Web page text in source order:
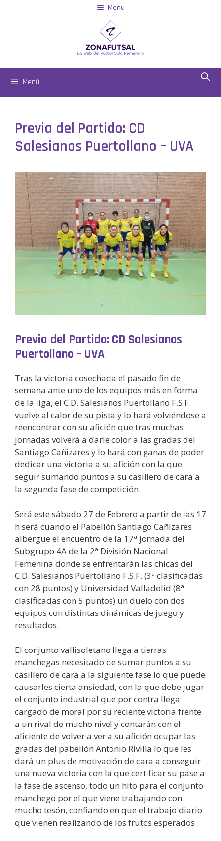
Menu
Menú
Previa del Partido: CD
Salesianos Puertollano – UVA
Previa del Partido: CD Salesianos
Puertollano – UVA
Tras la victoria cosechada el pasado fin de
semana ante uno de los equipos más en forma
de la liga, el C.D. Salesianos Puertollano F.S.F.
vuelve al calor de su pista y lo hará volviéndose a
reencontrar con su afición que tras muchas
jornadas volverá a darle color a las gradas del
Santiago Cañizares y lo hará con ganas de poder
dedicar una victoria a su afición con la que
seguir sumando puntos a su casillero de cara a
la segunda fase de competición.
Será este sábado 27 de Febrero a partir de las 17
h será cuando el Pabellón Santiago Cañizares
albergue el encuentro de la 17ª jornada del
Subgrupo 4A de la 2ª División Nacional
Femenina donde se enfrentarán las chicas del
C.D. Salesianos Puertollano F.S.F. (3ª clasificadas
con 28 puntos) y Universidad Valladolid (8ª
clasificadas con 5 puntos) un duelo con dos
equipos con distintas dinámicas de juego y
resultados.
El conjunto vallisoletano llega a tierras
manchegas necesitado de sumar puntos a su
casillero de cara a la siguiente fase lo que puede
causarles cierta ansiedad, con la que debe jugar
el conjunto industrial que por contra llega
cargado de moral por su reciente victoria frente
a un rival de mucho nivel y contarán con el
aliciente de volver a ver a su afición ocupar las
gradas del pabellón Antonio Rivilla lo que les
dará un plus de motivación de cara a conseguir
una nueva victoria con la que certificar su pase a
la fase de ascenso, todo un hito para el conjunto
manchego por el que viene trabajando con
mucho tesón, confiando en que el trabajo diario
que vienen realizando de los frutos esperados .